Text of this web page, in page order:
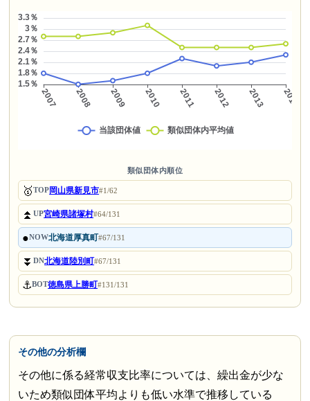
類似団体内順位
🥇TOP岡山県新見市#1/62
⏫UP宮崎県諸塚村#64/131
●NOW北海道厚真町#67/131
⏬DN北海道陸別町#67/131
⚓BOT徳島県上勝町#131/131
その他の分析欄
その他に係る経常収支比率については、繰出金が少な
いため類似団体平均よりも低い水準で推移している